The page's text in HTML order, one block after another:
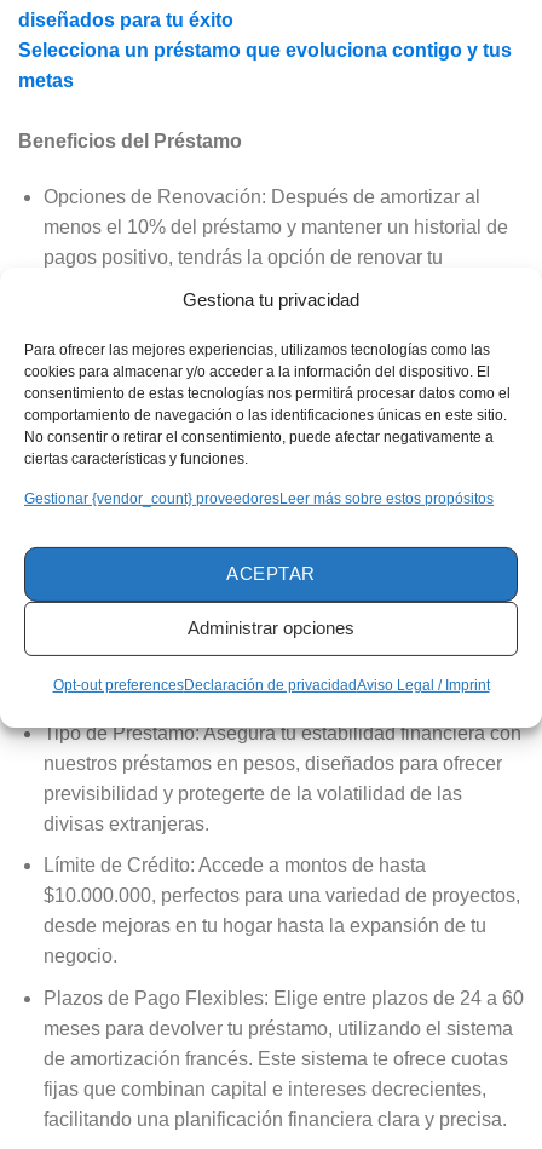
Gestiona tu privacidad
Para ofrecer las mejores experiencias, utilizamos tecnologías como las
cookies para almacenar y/o acceder a la información del dispositivo. El
consentimiento de estas tecnologías nos permitirá procesar datos como el
comportamiento de navegación o las identificaciones únicas en este sitio.
No consentir o retirar el consentimiento, puede afectar negativamente a
ciertas características y funciones.
Gestionar {vendor_count} proveedoresLeer más sobre estos propósitos
ACEPTAR
Administrar opciones
Opt-out preferencesDeclaración de privacidadAviso Legal / Imprint
diseñados para tu éxito
Selecciona un préstamo que evoluciona contigo y tus
metas
Beneficios del Préstamo
Opciones de Renovación: Después de amortizar al
menos el 10% del préstamo y mantener un historial de
pagos positivo, tendrás la opción de renovar tu
potencialmente más ventajosas.
Comodidad en los Pagos: El débito automático
garantiza que tus cuotas se paguen puntualmente sin
que tengas que hacer ningún esfuerzo adicional,
estrés.
Características del Préstamo
Anuncio
Tipo de Préstamo: Asegura tu estabilidad financiera con
nuestros préstamos en pesos, diseñados para ofrecer
previsibilidad y protegerte de la volatilidad de las
divisas extranjeras.
Límite de Crédito: Accede a montos de hasta
$10.000.000, perfectos para una variedad de proyectos,
desde mejoras en tu hogar hasta la expansión de tu
negocio.
Plazos de Pago Flexibles: Elige entre plazos de 24 a 60
meses para devolver tu préstamo, utilizando el sistema
de amortización francés. Este sistema te ofrece cuotas
fijas que combinan capital e intereses decrecientes,
facilitando una planificación financiera clara y precisa.